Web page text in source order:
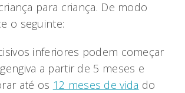
para criança. De modo
o seguinte:
inferiores podem começar
a partir de 5 meses e
até os 12 meses de vida do